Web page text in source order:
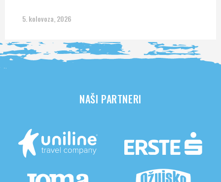
5. kolovoza, 2026
NAŠI PARTNERI